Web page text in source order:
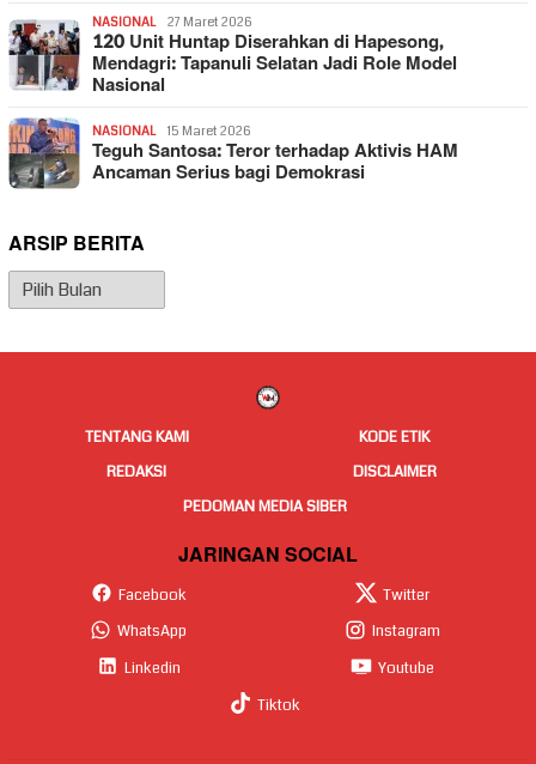
NASIONAL 27 Maret 2026
120 Unit Huntap Diserahkan di Hapesong,
Mendagri: Tapanuli Selatan Jadi Role Model
Nasional
NASIONAL 15 Maret 2026
Teguh Santosa: Teror terhadap Aktivis HAM
Ancaman Serius bagi Demokrasi
ARSIP BERITA
Arsip
Berita
TENTANG KAMI
KODE ETIK
REDAKSI
DISCLAIMER
PEDOMAN MEDIA SIBER
JARINGAN SOCIAL
Facebook
Twitter
WhatsApp
Instagram
Linkedin
Youtube
Tiktok